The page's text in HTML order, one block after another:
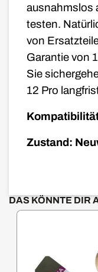
ausnahmslos
testen.
von
Garantie von
Sie
12 Pro
Zustand:
DAS KÖNNTE DIR